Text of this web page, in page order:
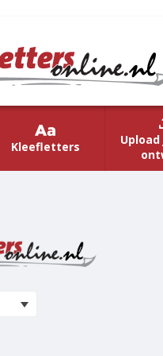
Kleefletters